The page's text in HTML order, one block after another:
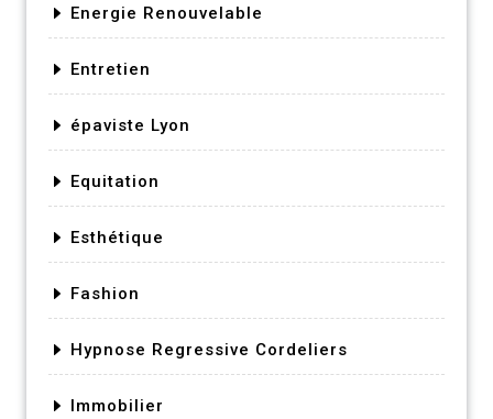
Energie Renouvelable
Entretien
épaviste Lyon
Equitation
Esthétique
Fashion
Hypnose Regressive Cordeliers
Immobilier